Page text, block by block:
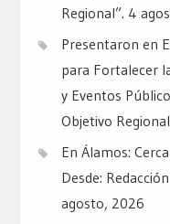
Regional”. 4
Presentaron en
para Fortalecer
y Eventos
Objetivo
En Álamos:
Desde:
agosto, 2026